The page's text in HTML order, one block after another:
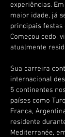
experiências.
maior idade, já
principais festas
Começou cedo,
atualmente
Sua carreira
internacional
5 continentes
países como
Franca,
residente
Mediterranée,